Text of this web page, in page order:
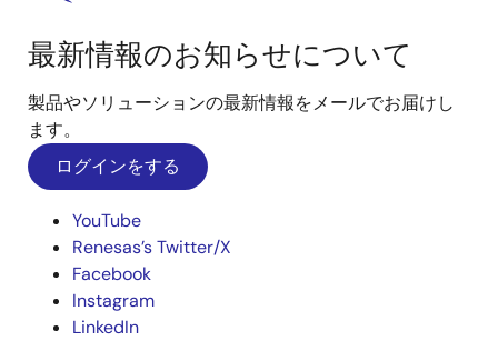
最新情報のお知らせについて
製品やソリューションの最新情報をメールでお届けし
ます。
ログインをする
YouTube
Renesas’s Twitter/X
Facebook
Instagram
LinkedIn